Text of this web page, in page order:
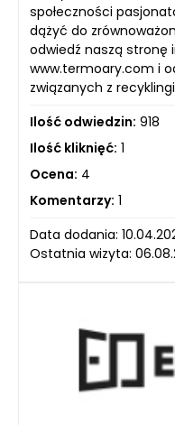
społeczności
dążyć do
odwiedź naszą stronę
www.termoary.com i
związanych z
Ilość odwiedzin: 918
Ilość kliknięć: 1
Ocena: 4
Komentarzy: 1
Data dodania:
Ostatnia wizyta: